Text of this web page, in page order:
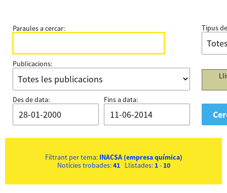
Paraules a cercar: Tipus
Publicacions:
Des de data: Fins a data:
Filtrant per tema: INACSA (empresa química)
Notícies trobades:41Llistades: 1- 10